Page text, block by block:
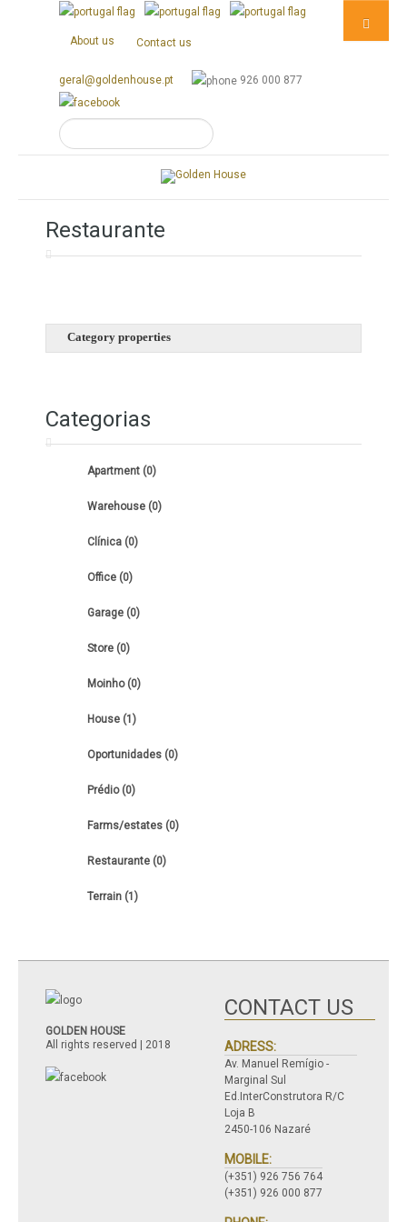
About us Contact us
geral@goldenhouse.pt 926 000 877
Restaurante
Category properties
Categorias
Apartment (0)
Warehouse (0)
Clínica (0)
Office (0)
Garage (0)
Store (0)
Moinho (0)
House (1)
Oportunidades (0)
Prédio (0)
Farms/estates (0)
Restaurante (0)
Terrain (1)
GOLDEN HOUSE
All rights reserved | 2018
CONTACT US
ADRESS:
Av. Manuel Remígio -
Marginal Sul
Ed.InterConstrutora R/C
Loja B
2450-106 Nazaré
MOBILE:
(+351) 926 756 764
(+351) 926 000 877